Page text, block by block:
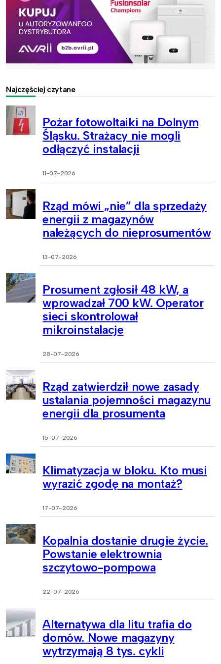
Najczęściej czytane
Pożar fotowoltaiki na Dolnym
Śląsku. Strażacy nie mogli
odłączyć instalacji
11-07-2026
Rząd mówi „nie” dla sprzedaży
energii z magazynów
należących do nieprosumentów
13-07-2026
Prosument zgłosił 48 kW, a
wprowadzał 700 kW. Operator
sieci skontrolował
mikroinstalacje
28-07-2026
Rząd zatwierdził nowe zasady
ustalania pojemności magazynu
energii dla prosumenta
15-07-2026
Klimatyzacja w bloku. Kto musi
wyrazić zgodę na montaż?
17-07-2026
Kopalnia dostanie drugie życie.
Powstanie elektrownia
szczytowo-pompowa
22-07-2026
Alternatywa dla litu trafia do
domów. Nowe magazyny
wytrzymają 8 tys. cykli